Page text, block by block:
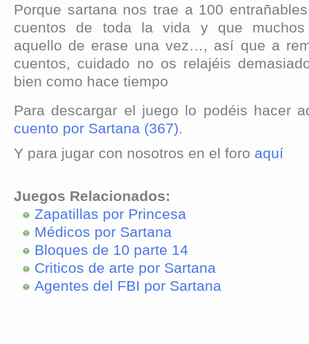
Porque sartana nos trae a 100
cuentos de toda la vida y que muchos
aquello de erase una vez…, así que a
cuentos, cuidado no os relajéis
bien como hace tiempo
Para descargar el juego lo podéis hacer
cuento por Sartana (367).
Y para jugar con nosotros en el foro aquí
Juegos Relacionados:
Zapatillas por Princesa
Médicos por Sartana
Bloques de 10 parte 14
Criticos de arte por Sartana
Agentes del FBI por Sartana